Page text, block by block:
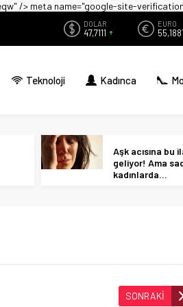
/> meta name="google-site-
DOLAR
47,7111
EURO
55,1881
Teknoloji Kadınca
Aşk acısına bu
geliyor! Ama
kadınlarda…
SONRAKİ